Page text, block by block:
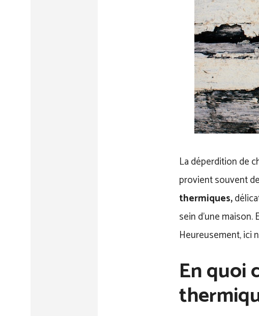
La déperdition de
provient souvent
thermiques,
sein d’une
Heureusement, ici
En quoi